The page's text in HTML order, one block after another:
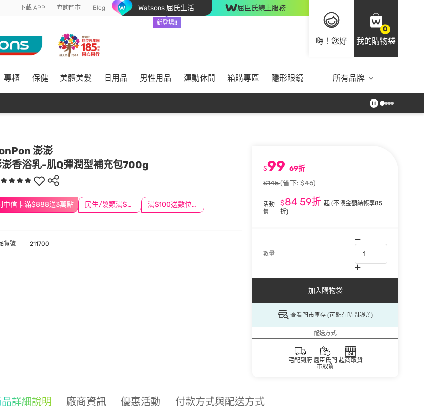
下載 APP 查詢門市 Blog Watsons 屈氏生活
新登場!!
屈臣氏線上服務
嗨！您好
0
我的購物袋
專櫃 保健 美體美髮 日用品 男性用品 運動休閒 箱購專區 隱形眼鏡 所有品牌
澎澎
澎香浴乳-肌Q彈潤型補充包700g
中信卡滿$888送3萬點 民生/髮類滿$388送舒潔冰巾 滿$100送數位印花
$99 69折
$145(省下: $46)
活動
價
$84 59折起(不限金額結帳享85
折)
數量
加入購物袋
查看門市庫存 (可能有時間誤差)
配送方式
宅配到府 屈臣氏門
市取貨
超商取貨
貨號 211700
品詳細說明 廠商資訊 優惠活動 付款方式與配送方式